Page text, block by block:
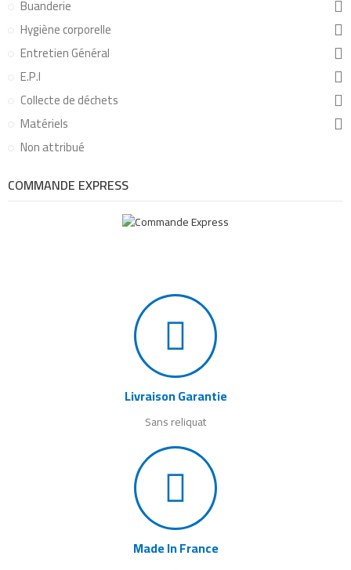
Buanderie
Hygiène corporelle
Entretien Général
E.P.I
Collecte de déchets
Matériels
Non attribué
COMMANDE EXPRESS
Livraison Garantie
Sans reliquat
Made In France